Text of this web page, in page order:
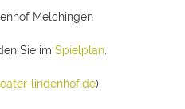
Melchingen
Sie im Spielplan
lindenhof.de)